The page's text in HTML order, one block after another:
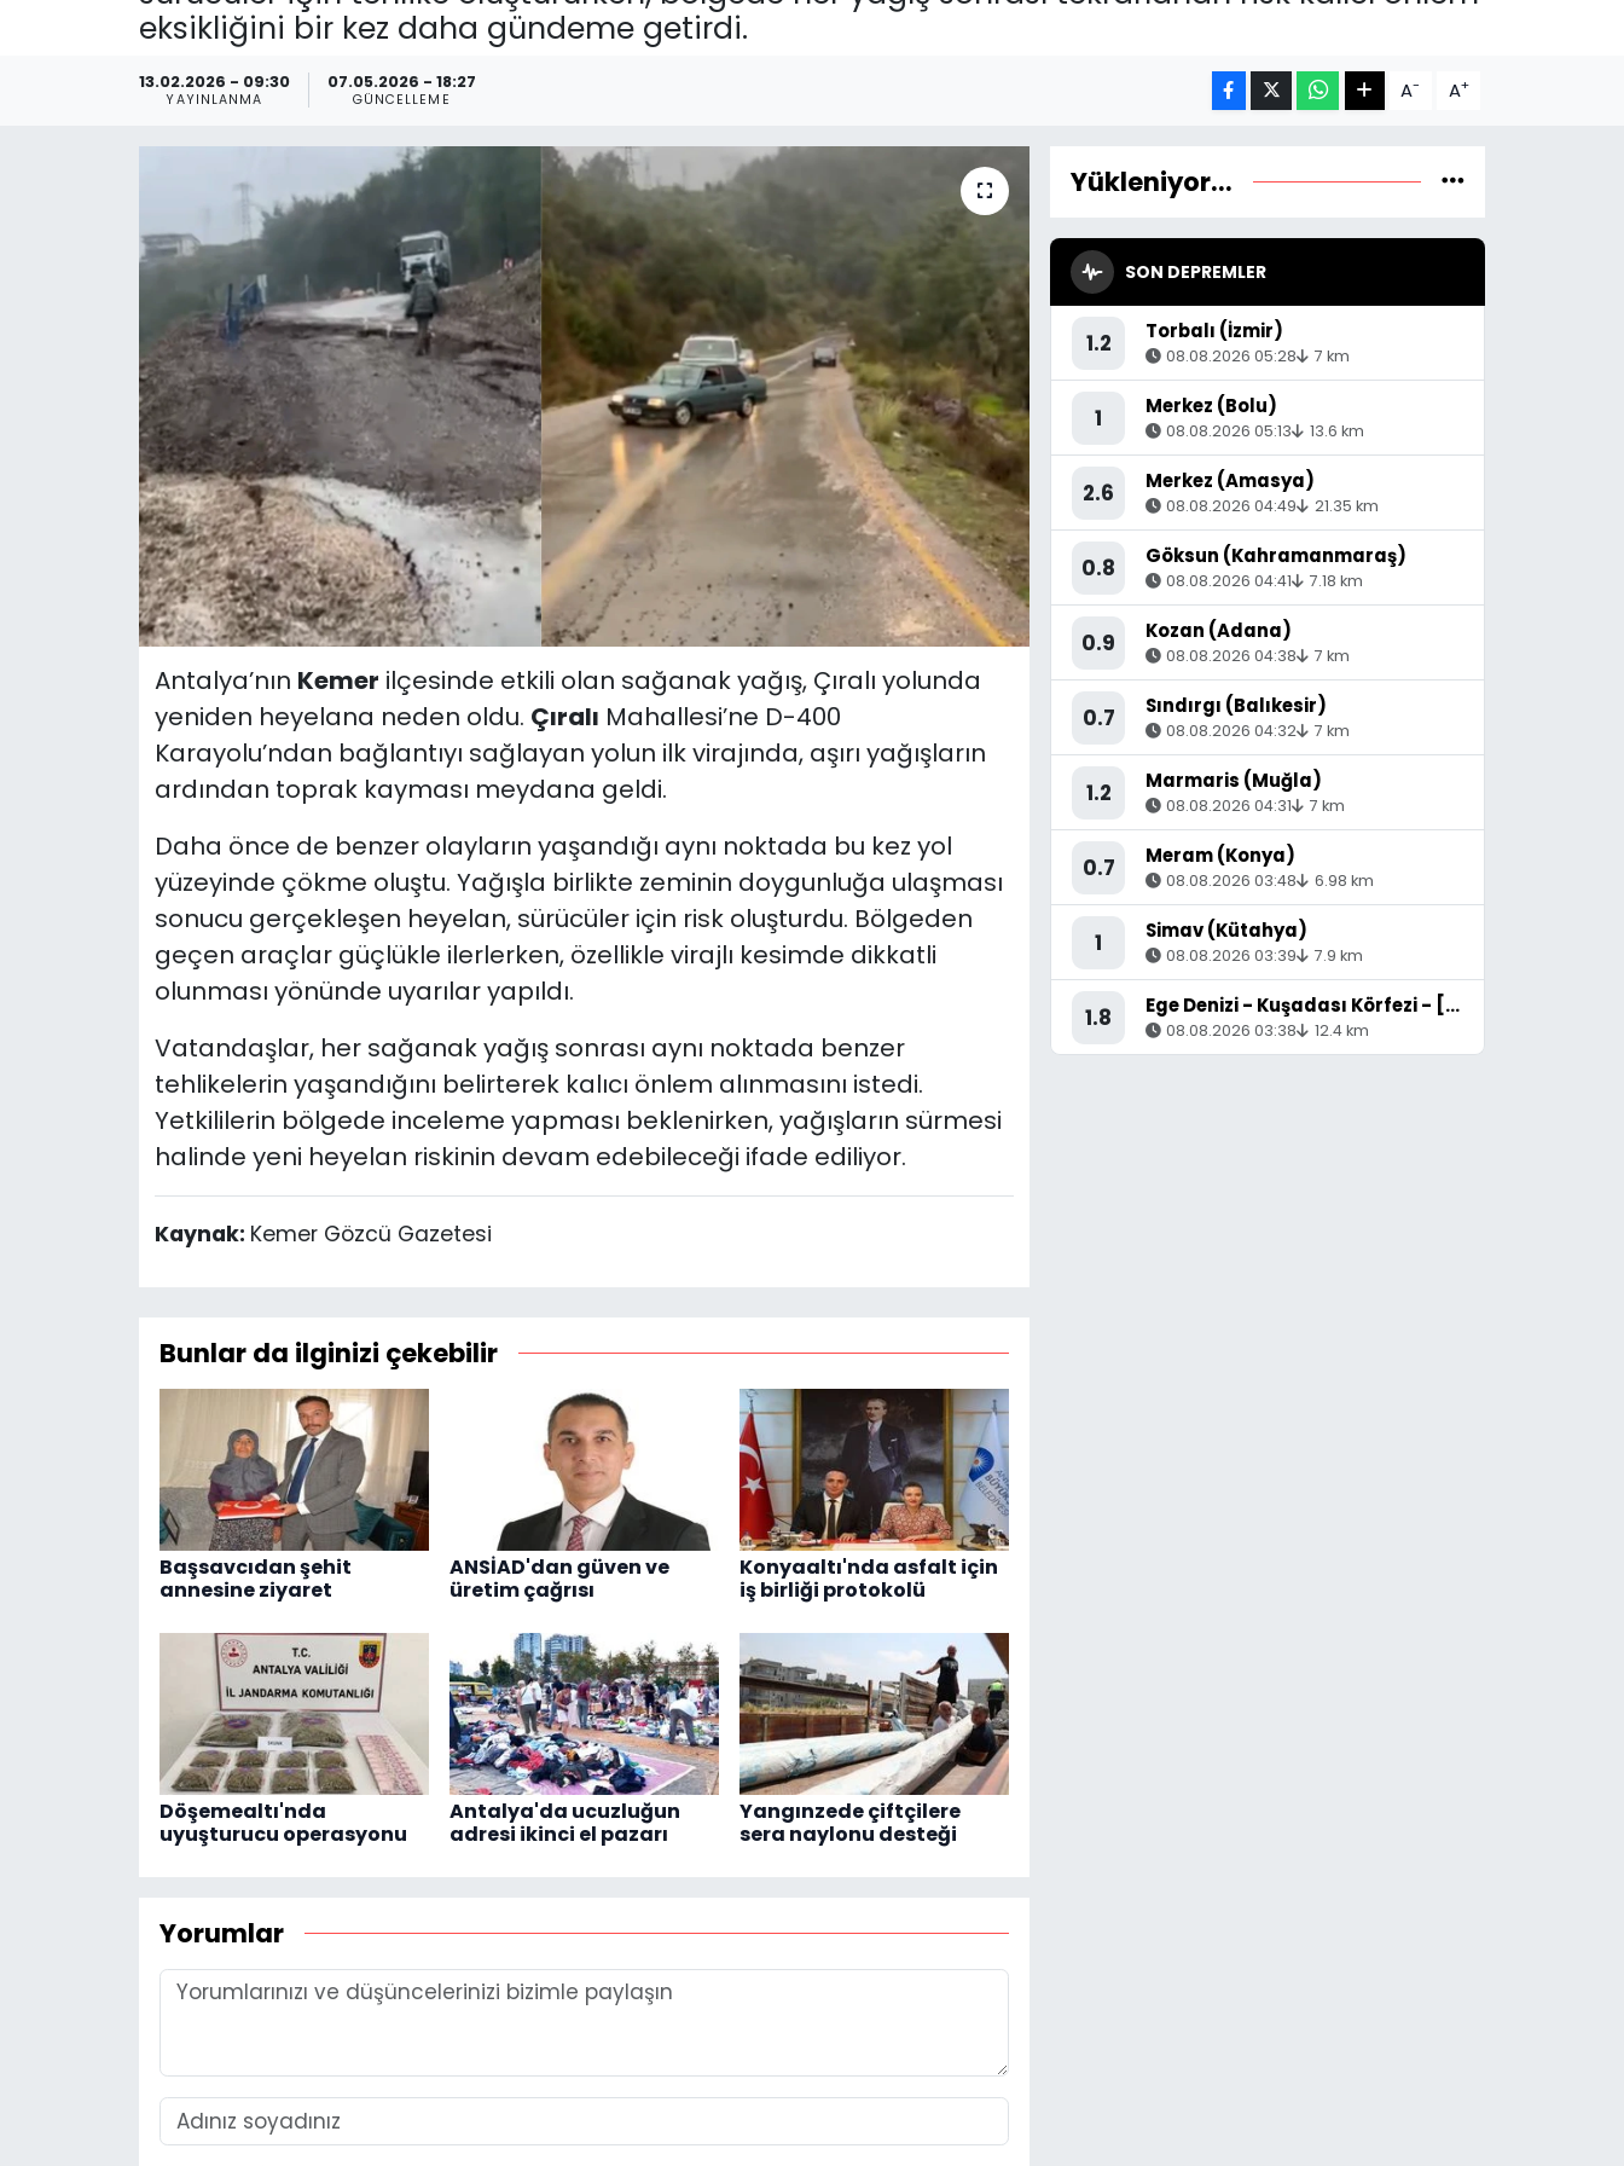
eksikliğini bir kez daha gündeme getirdi.
13.02.2026 - 09:30
YAYINLANMA
07.05.2026 - 18:27
GÜNCELLEME A- A+
Antalya’nın Kemer ilçesinde etkili olan sağanak yağış, Çıralı yolunda
yeniden heyelana neden oldu. Çıralı Mahallesi’ne D-400
Karayolu’ndan bağlantıyı sağlayan yolun ilk virajında, aşırı yağışların
ardından toprak kayması meydana geldi.
Daha önce de benzer olayların yaşandığı aynı noktada bu kez yol
yüzeyinde çökme oluştu. Yağışla birlikte zeminin doygunluğa ulaşması
sonucu gerçekleşen heyelan, sürücüler için risk oluşturdu. Bölgeden
geçen araçlar güçlükle ilerlerken, özellikle virajlı kesimde dikkatli
olunması yönünde uyarılar yapıldı.
Vatandaşlar, her sağanak yağış sonrası aynı noktada benzer
tehlikelerin yaşandığını belirterek kalıcı önlem alınmasını istedi.
Yetkililerin bölgede inceleme yapması beklenirken, yağışların sürmesi
halinde yeni heyelan riskinin devam edebileceği ifade ediliyor.
Kaynak: Kemer Gözcü Gazetesi
Bunlar da ilginizi çekebilir
Başsavcıdan şehit
annesine ziyaret
ANSİAD'dan güven ve
üretim çağrısı
Konyaaltı'nda asfalt için
iş birliği protokolü
Döşemealtı'nda
uyuşturucu operasyonu
Antalya'da ucuzluğun
adresi ikinci el pazarı
Yangınzede çiftçilere
sera naylonu desteği
Yorumlar
Yükleniyor...
SON DEPREMLER
1.2 Torbalı (İzmir)
08.08.2026 05:28 7 km
1 Merkez (Bolu)
08.08.2026 05:13 13.6 km
2.6 Merkez (Amasya)
08.08.2026 04:49 21.35 km
0.8 Göksun (Kahramanmaraş)
08.08.2026 04:41 7.18 km
0.9 Kozan (Adana)
08.08.2026 04:38 7 km
0.7 Sındırgı (Balıkesir)
08.08.2026 04:32 7 km
1.2 Marmaris (Muğla)
08.08.2026 04:31 7 km
0.7 Meram (Konya)
08.08.2026 03:48 6.98 km
1 Simav (Kütahya)
08.08.2026 03:39 7.9 km
1.8 Ege Denizi - Kuşadası Körfezi - [14.72 km] Söke (Aydın)
08.08.2026 03:38 12.4 km
Teknoloji
Gizlilik Sözleşmesi